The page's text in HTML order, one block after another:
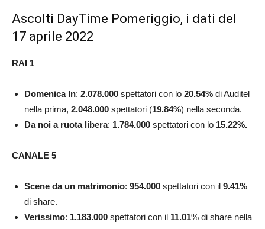
Ascolti DayTime Pomeriggio, i dati del
17 aprile 2022
RAI 1
Domenica In: 2.078.000 spettatori con lo 20.54% di Auditel
nella prima, 2.048.000 spettatori (19.84%) nella seconda.
Da noi a ruota libera: 1.784.000 spettatori con lo 15.22%.
CANALE 5
Scene da un matrimonio: 954.000 spettatori con il 9.41%
di share.
Verissimo: 1.183.000 spettatori con il 11.01% di share nella